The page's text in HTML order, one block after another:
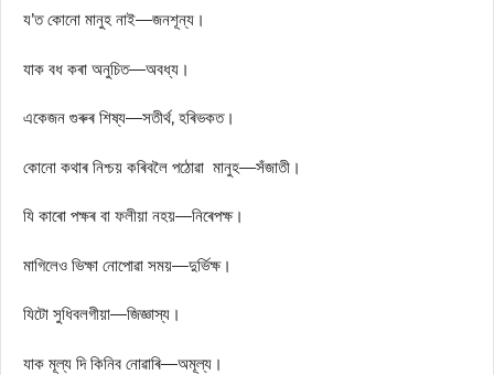
য’ত কোনো মানুহ নাই—জনশূন্য।
যাক বধ কৰা অনুচিত—অবধ্য।
একেজন গুৰুৰ শিষ্য—সতীৰ্থ, হৰিভকত।
কোনো কথাৰ নিশ্চয় কৰিবলৈ পঠোৱা মানুহ—সঁজাতী।
যি কাৰো পক্ষৰ বা ফলীয়া নহয়—নিৰেপক্ষ।
মাগিলেও ভিক্ষা নোপোৱা সময়—দুর্ভিক্ষ।
যিটো সুধিবলগীয়া—জিজ্ঞাস্য।
যাক মূল্য দি কিনিব নোৱাৰি—অমূল্য।